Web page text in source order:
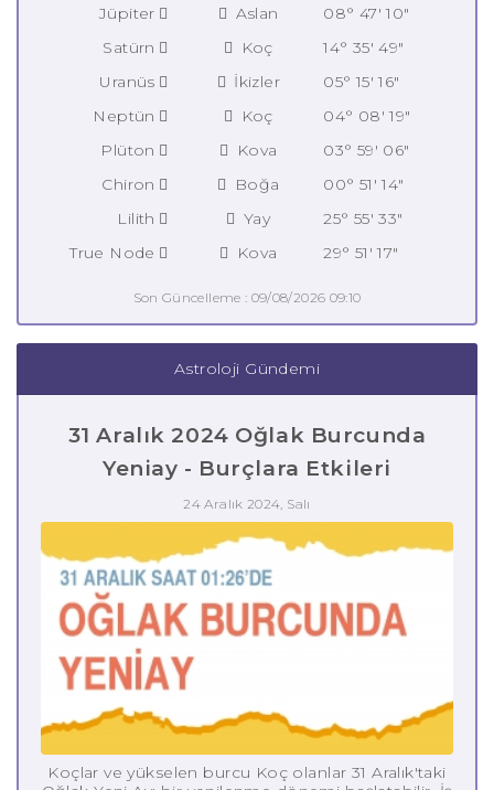
Jüpiter
Aslan
08° 47' 10"
Satürn
Koç
14° 35' 49"
Uranüs
İkizler
05° 15' 16"
Neptün
Koç
04° 08' 19"
Plüton
Kova
03° 59' 06"
Chiron
Boğa
00° 51' 14"
Lilith
Yay
25° 55' 33"
True Node
Kova 29° 51' 17"
Son Güncelleme : 09/08/2026 09:10
Astroloji Gündemi
31 Aralık 2024 Oğlak Burcunda
Yeniay - Burçlara Etkileri
24 Aralık 2024, Salı
Koçlar ve yükselen burcu Koç olanlar 31 Aralık'taki